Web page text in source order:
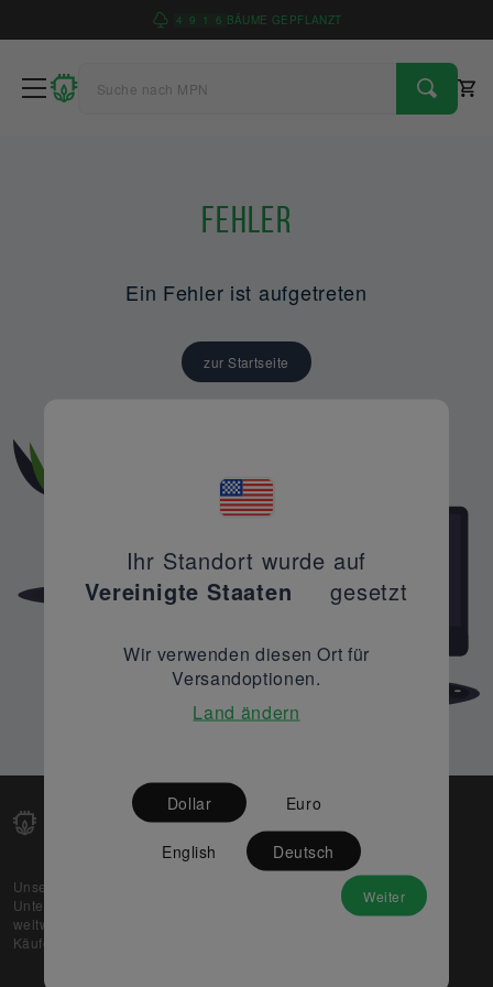
4 9 1 6 BÄUME GEPFLANZT
Fehler
Ein Fehler ist aufgetreten
zur Startseite
Unsere Web-Plattform unterstützt OEM- und EMS-
Unternehmen dabei, ihre überschüssigen Lagerbestände
weltweit zu verkaufen und gleichzeitig den potenziellen
Käufern beste Preise und Qualität zu bieten.
Partner
Ihr Standort wurde auf
Vereinigte Staaten
gesetzt
Wir verwenden diesen Ort für
Versandoptionen.
Land ändern
Dollar Euro
English Deutsch
Weiter